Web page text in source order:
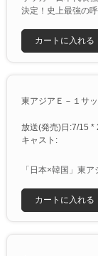
決定！史上最強の
カートに入れる
東アジアＥ－１サ
放送(発売)日:7/15 *
キャスト:
「日本×韓国」東
カートに入れる